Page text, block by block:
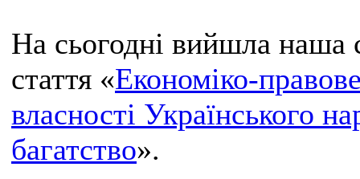
На сьогодні вийшла наша
стаття «Економіко-
власності Українського
багатство».